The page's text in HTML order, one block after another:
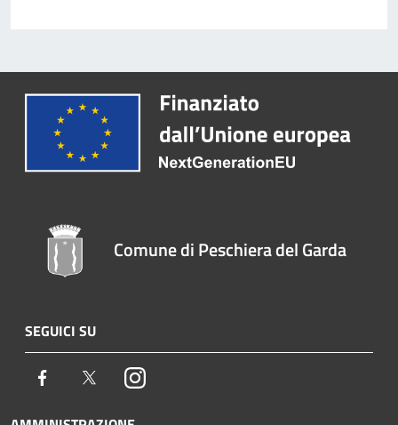
Comune di Peschiera del Garda
SEGUICI SU
Facebook TwitterInstagram